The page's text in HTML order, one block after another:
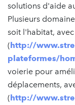
solutions d'aide
Plusieurs
soit l'habitat,
(http://
plateformes/
voierie pour
déplacements,
(http://